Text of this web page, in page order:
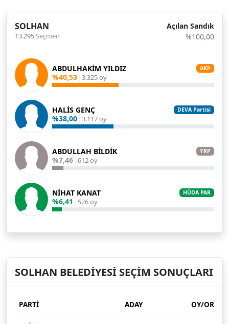
SOLHAN
13.295Seçmen
Açılan Sandık
%100,00
ABDULHAKİM YILDIZ AKP
%40,53 3.325 oy
HALİS GENÇ DEVA Partisi
%38,00 3.117 oy
ABDULLAH BİLDİK YRP
%7,46 612 oy
NİHAT KANAT HÜDA PAR
%6,41 526 oy
SOLHAN BELEDİYESİ SEÇİM SONUÇLARI
PARTİ ADAY OY/ORAN